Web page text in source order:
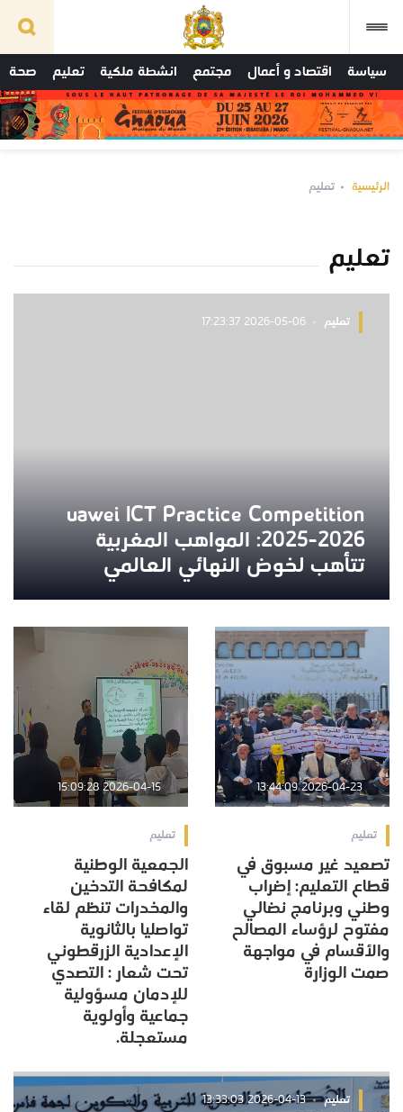
سياسة اقتصاد و أعمال مجتمع انشطة ملكية تعليم صحة
الرئيسية تعليم
تعليم
تعليم 2026-05-06 17:23:37
uawei ICT Practice Competition
2025-2026: المواهب المغربية
تتأهب لخوض النهائي العالمي
2026-04-23 13:44:09
تعليم
تصعيد غير مسبوق في
قطاع التعليم: إضراب
وطني وبرنامج نضالي
مفتوح لرؤساء المصالح
والأقسام في مواجهة
صمت الوزارة
2026-04-15 15:09:28
تعليم
الجمعية الوطنية
لمكافحة التدخين
والمخدرات تنظم لقاء
تواصليا بالثانوية
الإعدادية الزرقطوني
تحت شعار : التصدي
للإدمان مسؤولية
جماعية وأولوية
مستعجلة.
تعليم 2026-04-13 13:33:03